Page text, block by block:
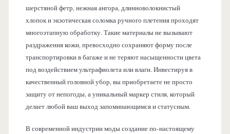
шерстяной фетр, нежная ангора, длинноволокнистый
хлопок и экзотическая соломка ручного плетения проходят
многоэтапную обработку. Такие материалы не вызывают
раздражения кожи, превосходно сохраняют форму после
транспортировки в багаже и не теряют насыщенности цвета
под воздействием ультрафиолета или влаги. Инвестируя в
качественный головной убор, вы приобретаете не просто
защиту от непогоды, а уникальный маркер стиля, который
делает любой ваш выход запоминающимся и статусным.
В современной индустрии моды создание по-настоящему